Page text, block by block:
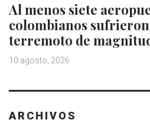
Al menos siete
colombianos
terremoto de
10 agosto, 2026
ARCHIVOS